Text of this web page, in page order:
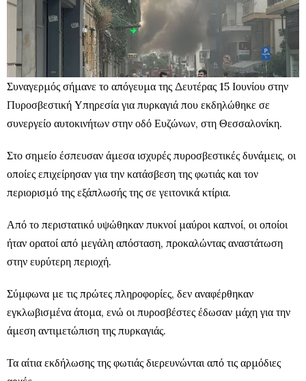
Συναγερμός σήμανε το απόγευμα της Δευτέρας 15 Ιουνίου στην
Πυροσβεστική Υπηρεσία για πυρκαγιά που εκδηλώθηκε σε
συνεργείο αυτοκινήτων στην οδό Ευζώνων, στη Θεσσαλονίκη.
Στο σημείο έσπευσαν άμεσα ισχυρές πυροσβεστικές δυνάμεις, οι
οποίες επιχείρησαν για την κατάσβεση της φωτιάς και τον
περιορισμό της εξάπλωσής της σε γειτονικά κτίρια.
Από το περιστατικό υψώθηκαν πυκνοί μαύροι καπνοί, οι οποίοι
ήταν ορατοί από μεγάλη απόσταση, προκαλώντας αναστάτωση
στην ευρύτερη περιοχή.
Σύμφωνα με τις πρώτες πληροφορίες, δεν αναφέρθηκαν
εγκλωβισμένα άτομα, ενώ οι πυροσβέστες έδωσαν μάχη για την
άμεση αντιμετώπιση της πυρκαγιάς.
Τα αίτια εκδήλωσης της φωτιάς διερευνώνται από τις αρμόδιες